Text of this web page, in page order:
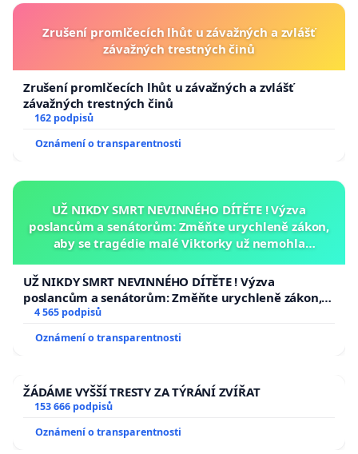
Zrušení promlčecích lhůt u závažných a zvlášť
závažných trestných činů
Zrušení promlčecích lhůt u závažných a zvlášť
závažných trestných činů
162 podpisů
Oznámení o transparentnosti
UŽ NIKDY SMRT NEVINNÉHO DÍTĚTE ! Výzva
poslancům a senátorům: Změňte urychleně zákon,
aby se tragédie malé Viktorky už nemohla
UŽ NIKDY SMRT NEVINNÉHO DÍTĚTE ! Výzva
poslancům a senátorům: Změňte urychleně zákon,
aby se tragédie malé Viktorky už nemohla opakovat!
4 565 podpisů
Oznámení o transparentnosti
ŽÁDÁME VYŠŠÍ TRESTY ZA TÝRÁNÍ ZVÍŘAT
153 666 podpisů
Oznámení o transparentnosti